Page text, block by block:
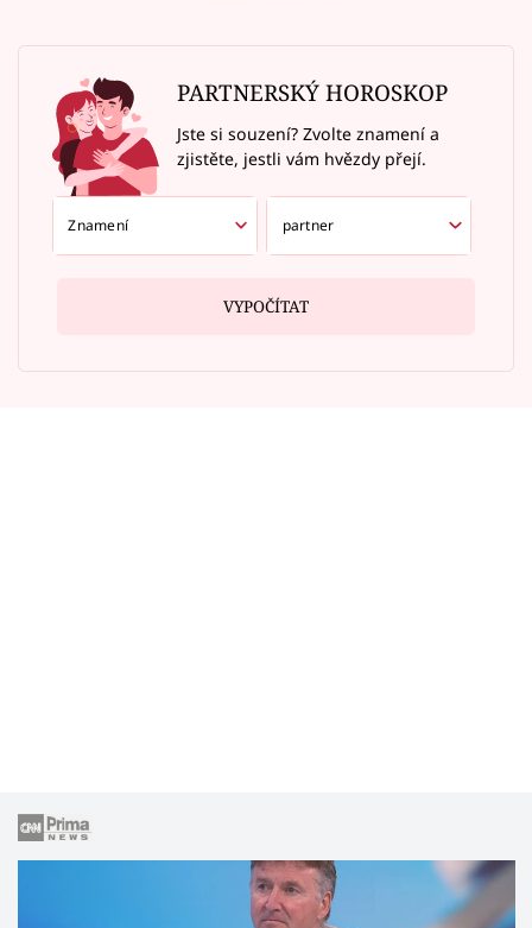
PARTNERSKÝ HOROSKOP
Jste si souzení? Zvolte znamení a
zjistěte, jestli vám hvězdy přejí.
VYPOČÍTAT